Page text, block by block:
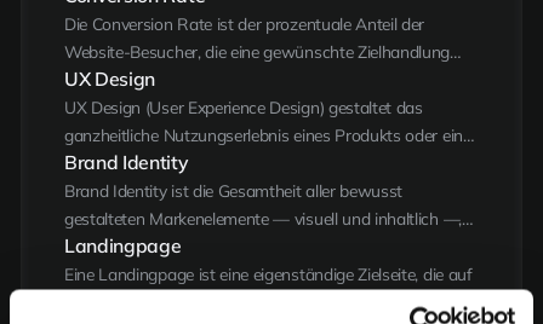
Die Conversion Rate ist der prozentuale Anteil der
Website-Besucher, die eine gewünschte Zielhandlung
ausführen — etwa einen Kauf, eine Anfrage oder das
Ausfüllen eines Kontaktformulars — geteilt durch die
Gesamtzahl der Besucher.
UX Design
UX Design (User Experience Design) gestaltet das
ganzheitliche Nutzungserlebnis eines Produkts oder einer
Website — von der Struktur über die Bedienbarkeit bis
zur emotionalen Wirkung.
Brand Identity
Brand Identity ist die Gesamtheit aller bewusst
gestalteten Markenelemente — visuell und inhaltlich —,
über die eine Marke erkennbar wird und ihr
Werteversprechen transportiert.
Landingpage
Eine Landingpage ist eine eigenständige Zielseite, die auf
genau eine Handlung ausgerichtet ist — etwa eine